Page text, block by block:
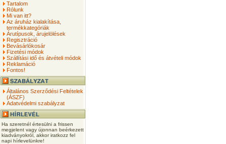
Tartalom
Rólunk
Mi van itt?
Az áruház kialakítása,
termékkategóriák
Árutípusok, árujelölések
Regisztráció
Bevásárlókosár
Fizetési módok
Szállítási idő és átvételi módok
Reklamáció
Fontos!
Általános Szerződési Feltételek
(ÁSZF)
Adatvédelmi szabályzat
Ha szeretnél értesülni a frissen
megjelent vagy újonnan beérkezett
kiadványokról, akkor iratkozz fel
napi hírlevelünkre!